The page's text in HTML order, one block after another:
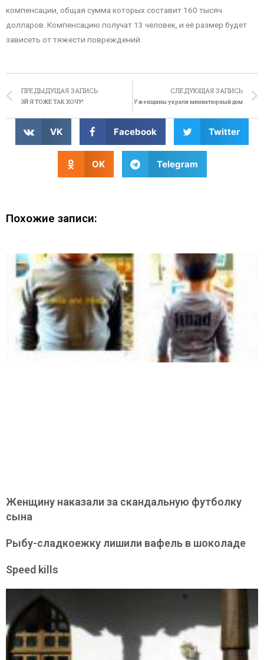
компенсации, общая сумма которых составит 160 тысяч
долларов. Компенсацию получат 13 человек, и её размер будет
зависеть от тяжести повреждений.
ПРЕДЫДУЩАЯ ЗАПИСЬ
ЭЙ Я ТОЖЕ ТАК ХОЧУ!
СЛЕДУЮЩАЯ ЗАПИСЬ
У женщины украли миниатюрный дом
VK Facebook Twitter
OK Telegram
Похожие записи:
Женщину наказали за скандальную футболку
сына
Рыбу-сладкоежку лишили вафель в шоколаде
Speed kills